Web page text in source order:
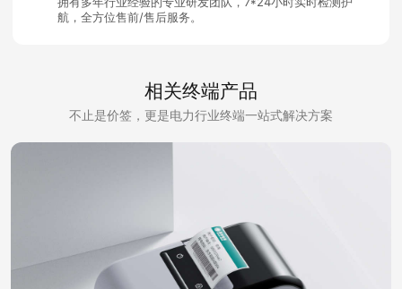
航，全方位售前/售后服务。
相关终端产品
不止是价签，更是电力行业终端一站式解决方案